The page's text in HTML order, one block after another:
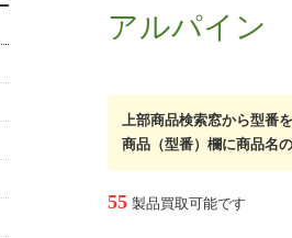
アルパイン
上部商品検索窓から型番
商品（型番）欄に商品名
55 製品買取可能です